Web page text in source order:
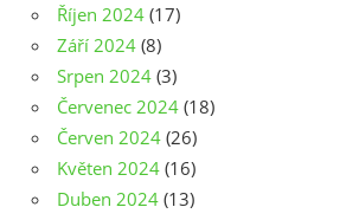
Říjen 2024 (17)
Září 2024 (8)
Srpen 2024 (3)
Červenec 2024 (18)
Červen 2024 (26)
Květen 2024 (16)
Duben 2024 (13)